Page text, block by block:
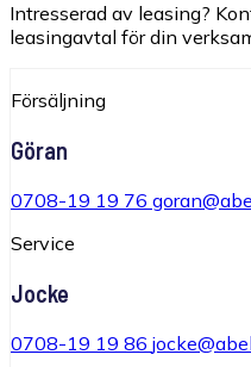
Intresserad av leasing?
leasingavtal för din
Försäljning
Göran
0708-19 19 76
Service
Jocke
0708-19 19 86